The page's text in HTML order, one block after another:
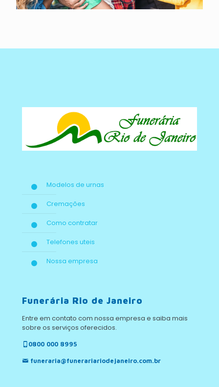
Modelos de urnas
Cremações
Como contratar
Telefones uteis
Nossa empresa
Funerária Rio de Janeiro
Entre em contato com nossa empresa e saiba mais
sobre os serviços oferecidos.
0800 000 8995
funeraria@funerariariodejaneiro.com.br